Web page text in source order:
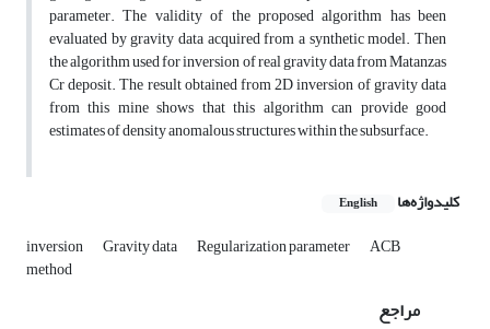
parameter. The validity of the proposed algorithm has been
evaluated by gravity data acquired from a synthetic model. Then
the algorithm used for inversion of real gravity data from Matanzas
Cr deposit. The result obtained from 2D inversion of gravity data
from this mine shows that this algorithm can provide good
estimates of density anomalous structures within the subsurface.
کلیدواژه‌ها English
inversion Gravity data Regularization parameter ACB
method
مراجع